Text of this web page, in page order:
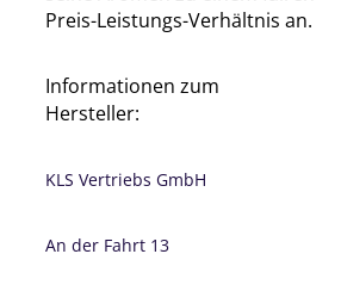
Preis-Leistungs-Verhältnis an.
Informationen zum
Hersteller:
KLS Vertriebs GmbH
An der Fahrt 13